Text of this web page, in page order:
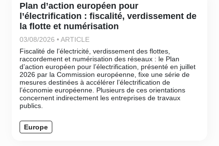
Plan d’action européen pour
l’électrification : fiscalité, verdissement de
la flotte et numérisation
03/08/2026 • ARTICLE
Fiscalité de l’électricité, verdissement des flottes,
raccordement et numérisation des réseaux : le Plan
d’action européen pour l’électrification, présenté en juillet
2026 par la Commission européenne, fixe une série de
mesures destinées à accélérer l’électrification de
l’économie européenne. Plusieurs de ces orientations
concernent indirectement les entreprises de travaux
publics.
Europe